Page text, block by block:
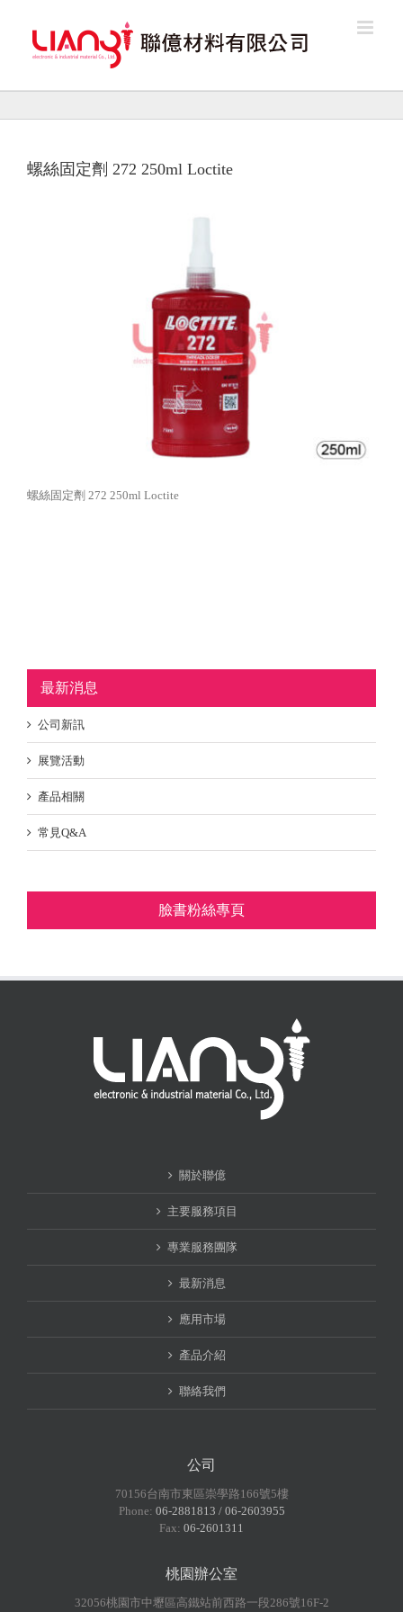
content
螺絲固定劑 272 250ml Loctite
螺絲固定劑 272 250ml Loctite
最新消息
公司新訊
展覽活動
產品相關
常見Q&A
臉書粉絲專頁
關於聯億
主要服務項目
專業服務團隊
最新消息
應用市場
產品介紹
聯絡我們
公司
70156台南市東區崇學路166號5樓
Phone: 06-2881813 / 06-2603955
Fax: 06-2601311
桃園辦公室
32056桃園市中壢區高鐵站前西路一段286號16F-2